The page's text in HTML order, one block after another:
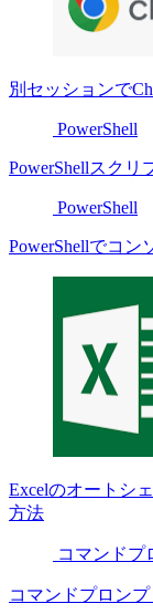
別セッションで
PowerShell
PowerShellスクリ
PowerShell
PowerShellでコ
Excelのオートシ
方法
コマンドプ
コマンドプロン